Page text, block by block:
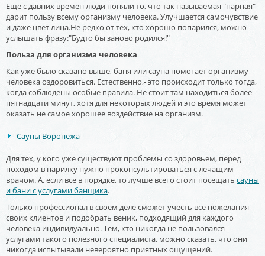
Ещё с давних времен люди поняли то, что так называемая "парная"
дарит пользу всему организму человека. Улучшается самочувствие
и даже цвет лица.Не редко от тех, кто хорошо попарился, можно
услышать фразу:"Будто бы заново родился!"
Польза для организма человека
Как уже было сказано выше, баня или сауна помогает организму
человека оздоровиться. Естественно,- это происходит только тогда,
когда соблюдены особые правила. Не стоит там находиться более
пятнадцати минут, хотя для некоторых людей и это время может
оказать не самое хорошее воздействие на организм.
Сауны Воронежа
Для тех, у кого уже существуют проблемы со здоровьем, перед
походом в парилку нужно проконсультироваться с лечащим
врачом. А, если все в порядке, то лучше всего стоит посещать сауны
и бани с услугами банщика.
Только профессионал в своём деле сможет учесть все пожелания
своих клиентов и подобрать веник, подходящий для каждого
человека индивидуально. Тем, кто никогда не пользовался
услугами такого полезного специалиста, можно сказать, что они
никогда испытывали невероятно приятных ощущений.